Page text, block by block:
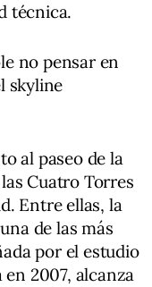
técnica.
no pensar en
skyline
al paseo de la
Cuatro Torres
Entre ellas, la
de las más
por el estudio
2007, alcanza